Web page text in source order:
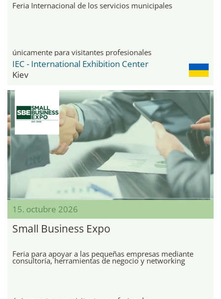
Feria Internacional de los servicios municipales
únicamente para visitantes profesionales
IEC - International Exhibition Center
Kiev
15. octubre 2026
Small Business Expo
Feria para apoyar a las pequeñas empresas mediante
consultoría, herramientas de negocio y networking